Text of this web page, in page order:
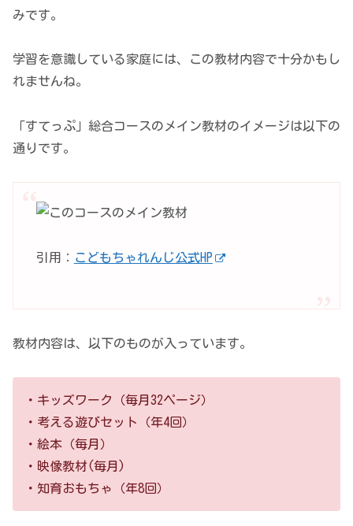
みです。
学習を意識している家庭には、この教材内容で十分かもし
れませんね。
「すてっぷ」総合コースのメイン教材のイメージは以下の
通りです。
引用： こどもちゃれんじ公式HP
教材内容は、以下のものが入っています。
・キッズワーク（毎月32ページ）
・考える遊びセット（年4回）
・絵本（毎月）
・映像教材(毎月)
・知育おもちゃ（年8回）